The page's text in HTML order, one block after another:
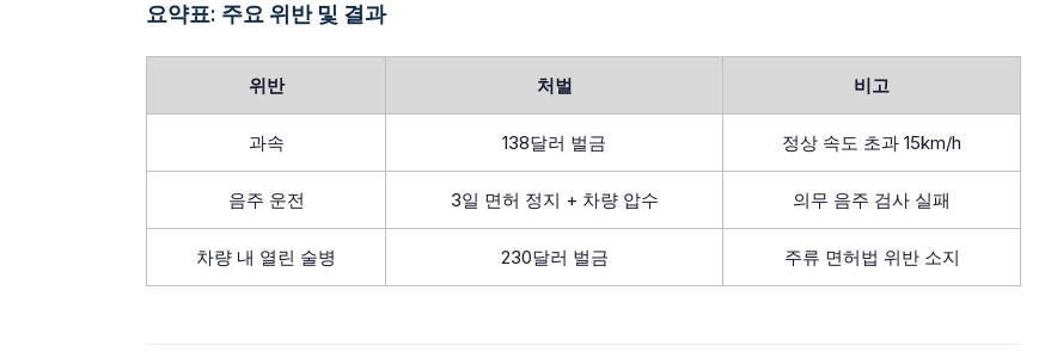
요약표: 주요 위반 및 결과
위반 처벌 비고
과속 138달러 벌금 정상 속도 초과 15km/h
음주 운전 3일 면허 정지 + 차량 압수 의무 음주 검사 실패
차량 내 열린 술병 230달러 벌금 주류 면허법 위반 소지